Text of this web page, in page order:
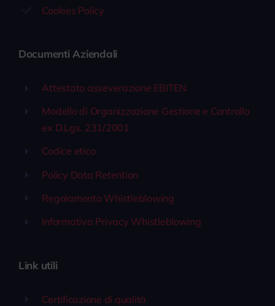
Cookies Policy
Documenti Aziendali
Attestato asseverazione EBITEN
Modello di Organizzazione Gestione e Controllo
ex D.Lgs. 231/2001
Codice etico
Policy Data Retention
Regolamento Whistleblowing
Informativa Privacy Whistleblowing
Link utili
Certificazione di qualità